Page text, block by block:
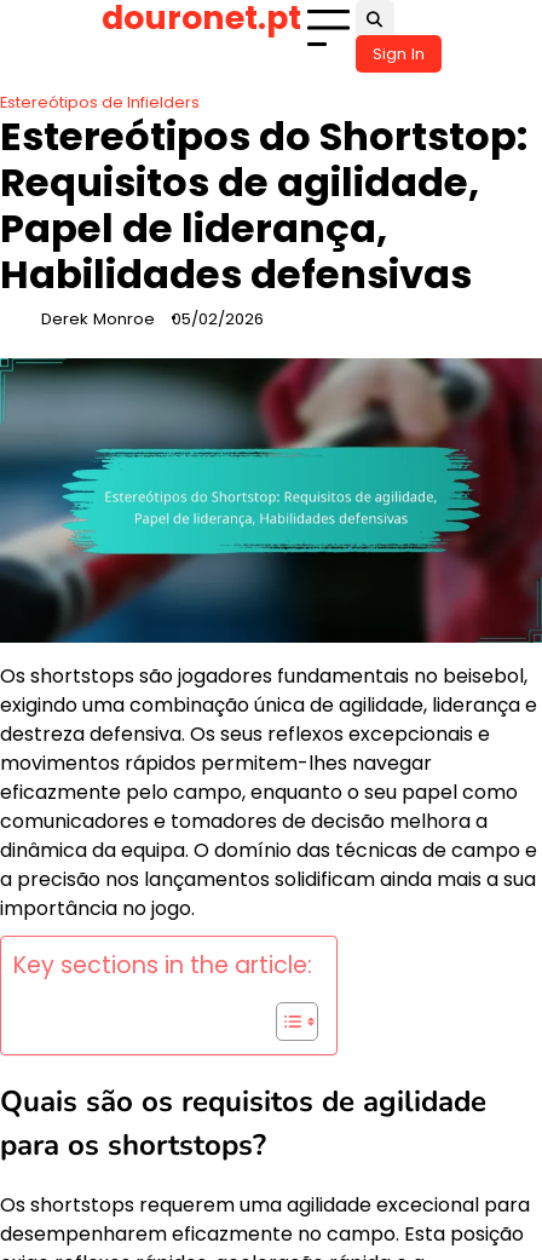
douronet.pt
Sign In
Estereótipos de Infielders
Estereótipos do Shortstop:
Requisitos de agilidade,
Papel de liderança,
Habilidades defensivas
Derek Monroe 05/02/2026
Os shortstops são jogadores fundamentais no beisebol,
exigindo uma combinação única de agilidade, liderança e
destreza defensiva. Os seus reflexos excepcionais e
movimentos rápidos permitem-lhes navegar
eficazmente pelo campo, enquanto o seu papel como
comunicadores e tomadores de decisão melhora a
dinâmica da equipa. O domínio das técnicas de campo e
a precisão nos lançamentos solidificam ainda mais a sua
importância no jogo.
Key sections in the article:
Quais são os requisitos de agilidade
para os shortstops?
Os shortstops requerem uma agilidade excecional para
desempenharem eficazmente no campo. Esta posição